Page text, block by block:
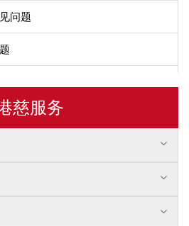
件，公证费：
· UPS快递费：1
问题
题
题
题
慈服务